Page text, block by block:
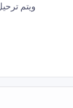
ويتم ترحيل